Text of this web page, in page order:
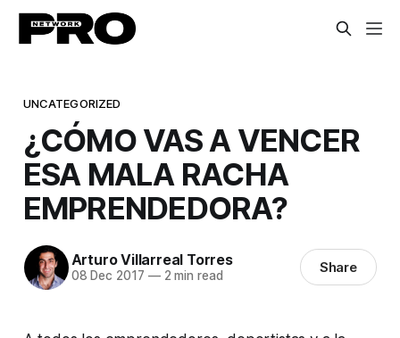
UNCATEGORIZED
¿CÓMO VAS A VENCER
ESA MALA RACHA
EMPRENDEDORA?
Arturo Villarreal Torres
08 Dec 2017 —2 min read Share